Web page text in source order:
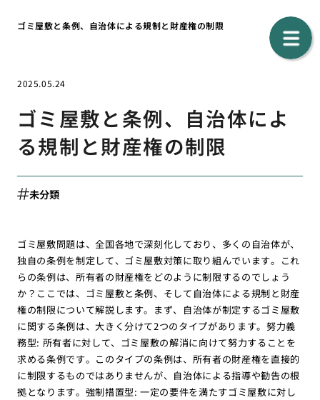
ゴミ屋敷と条例、自治体による規制と財産権の制限
2025.05.24
ゴミ屋敷と条例、自治体によ
る規制と財産権の制限
未分類
ゴミ屋敷問題は、全国各地で深刻化しており、多くの自治体が、
独自の条例を制定して、ゴミ屋敷対策に取り組んでいます。これ
らの条例は、所有者の財産権をどのように制限するのでしょう
か？ここでは、ゴミ屋敷と条例、そして自治体による規制と財産
権の制限について解説します。まず、自治体が制定するゴミ屋敷
に関する条例は、大きく分けて2つのタイプがあります。努力義
務型: 所有者に対して、ゴミ屋敷の解消に向けて努力することを
求める条例です。このタイプの条例は、所有者の財産権を直接的
に制限するものではありませんが、自治体による指導や勧告の根
拠となります。強制措置型: 一定の要件を満たすゴミ屋敷に対し